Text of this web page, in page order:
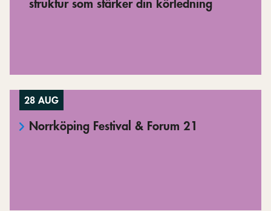
struktur som stärker din körledning
28 AUG
Norrköping Festival & Forum 21